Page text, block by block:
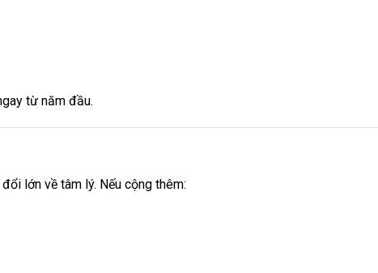
từ năm đầu.
lớn về tâm lý. Nếu cộng thêm: